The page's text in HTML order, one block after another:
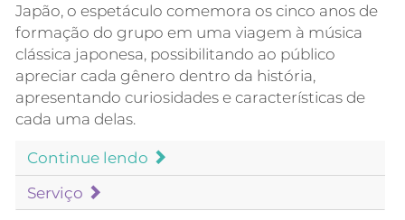
Japão, o espetáculo comemora os cinco anos de
formação do grupo em uma viagem à música
clássica japonesa, possibilitando ao público
apreciar cada gênero dentro da história,
apresentando curiosidades e características de
cada uma delas.
Continue lendo
Serviço